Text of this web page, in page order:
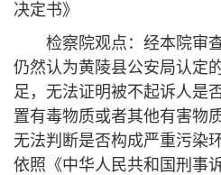
决定书》
检察院观点：经本院审
仍然认为黄陵县公安局认定
足，无法证明被不起诉人是
置有毒物质或者其他有害物
无法判断是否构成严重污染
依照《中华人民共和国刑事